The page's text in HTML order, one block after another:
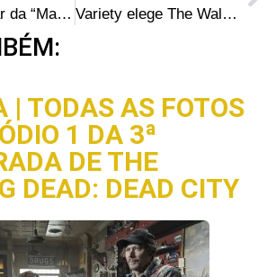
O que esperar da “Marcha para a Guerra” na segunda parte da 7ª temporada de The Walking Dead Variety elege The Walking Dead como a pior série de 2016
| TODAS AS FOTOS
1 DA 3ª
DE THE
DEAD: DEAD CITY